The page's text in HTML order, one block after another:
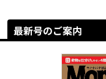
最新号のご案内